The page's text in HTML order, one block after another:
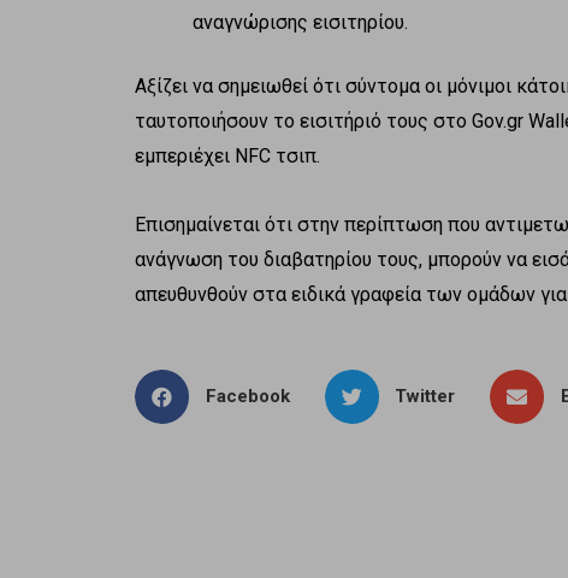
αναγνώρισης εισιτηρίου.
Αξίζει να σημειωθεί ότι σύντομα οι μόνιμοι
ταυτοποιήσουν το εισιτήριό τους στο Gov.gr
εμπεριέχει NFC τσιπ.
Επισημαίνεται ότι στην περίπτωση που
ανάγνωση του διαβατηρίου τους, μπορούν να
απευθυνθούν στα ειδικά γραφεία των ομάδων
Facebook Twitter